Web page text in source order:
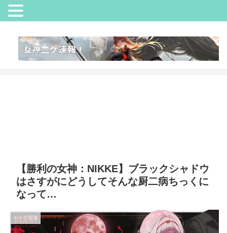
【勝利の女神：NIKKE】ブラックシャドウ
はさすがにどうしてそんな厨二病ちっくに
なって…
キャラ関連